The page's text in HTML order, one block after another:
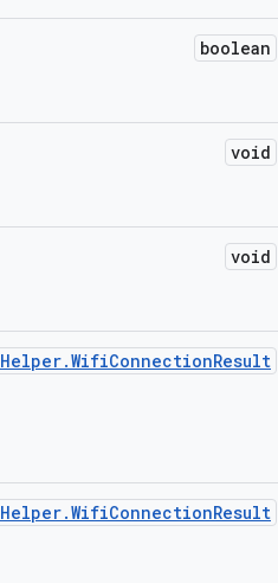
boolean
void
void
Helper.WifiConnectionResult
Helper.WifiConnectionResult